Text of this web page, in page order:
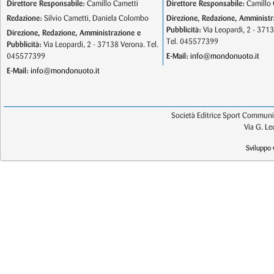
Direttore Responsabile: Camillo Cametti
Redazione: Silvio Cametti, Daniela Colombo
Direzione, Redazione, Amministrazione e
Pubblicità: Via Leopardi, 2 - 37138 Verona. Tel.
045577399
E-Mail: info@mondonuoto.it
Direttore Responsabile: Camillo
Direzione, Redazione,
Pubblicità: Via Leopardi, 2 -
Tel. 045577399
E-Mail: info@mondonuoto.it
Società Editrice Sport
Via G.
Sviluppo